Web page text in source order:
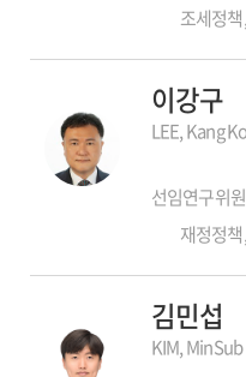
이강구
LEE, Kang
선임연구위원
재정정
김민섭
KIM, MinSub